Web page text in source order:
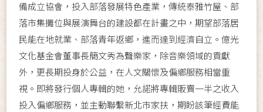
備成立協會，投入部落發展特色產業，傳統泰雅竹屋、部
落市集攤位與展演舞台的建設都在計畫之中，期望部落居
民能在地就業、部落青年返鄉，進而達到經濟自立。億光
文化基金會董事長簡文秀為聲樂家，除音樂領域的貢獻
外，更長期投身於公益，在人文關懷及偏鄉服務相當重
視。即將發行個人專輯的她，允諾將專輯販賣一半之收入
投入偏鄉服務，並主動聯繫新北市家扶，期盼該筆經費能